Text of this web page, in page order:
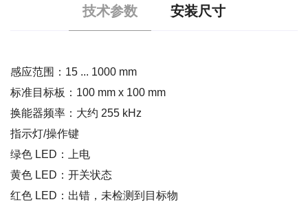
技术参数 安装尺寸
感应范围：15 ... 1000 mm
标准目标板：100 mm x 100 mm
换能器频率：大约 255 kHz
指示灯/操作键
绿色 LED：上电
黄色 LED：开关状态
红色 LED：出错，未检测到目标物